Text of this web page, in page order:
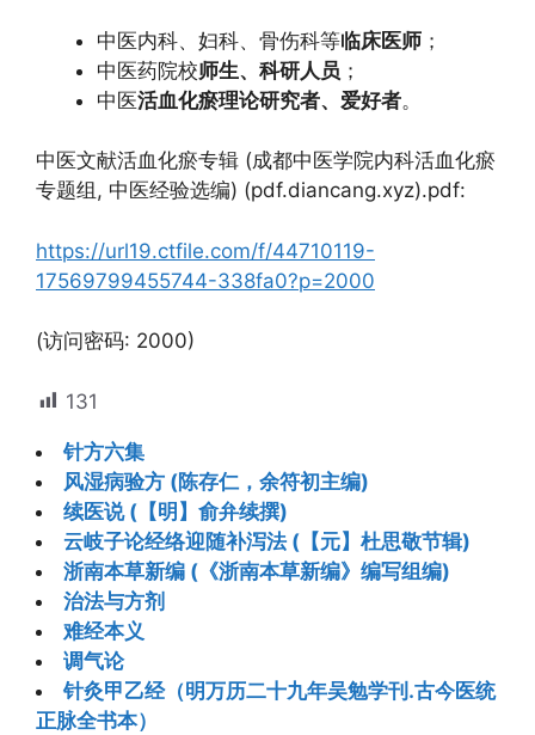
中医内科、妇科、骨伤科等临床医师 ；
中医药院校师生、科研人员 ；
中医活血化瘀理论研究者、爱好者。
中医文献活血化瘀专辑 (成都中医学院内科活血化瘀
专题组, 中医经验选编) (pdf.diancang.xyz).pdf:
https://url19.ctfile.com/f/44710119-
17569799455744-338fa0?p=2000
(访问密码: 2000)
131
针方六集
风湿病验方 (陈存仁，余符初主编)
续医说 (【明】俞弁续撰)
云岐子论经络迎随补泻法 (【元】杜思敬节辑)
浙南本草新编 (《浙南本草新编》编写组编)
治法与方剂
难经本义
调气论
针灸甲乙经（明万历二十九年吴勉学刊.古今医统
正脉全书本）